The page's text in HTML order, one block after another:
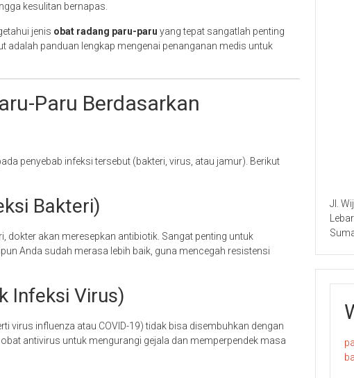
kesulitan bernapas.
jenis obat radang paru-paru yang tepat sangatlah penting
adalah panduan lengkap mengenai penanganan medis untuk
Paru Berdasarkan
penyebab infeksi tersebut (bakteri, virus, atau jamur). Berikut
Bakteri)
dokter akan meresepkan antibiotik. Sangat penting untuk
Anda sudah merasa lebih baik, guna mencegah resistensi
Infeksi Virus)
virus influenza atau COVID-19) tidak bisa disembuhkan dengan
antivirus untuk mengurangi gejala dan memperpendek masa
Jl.